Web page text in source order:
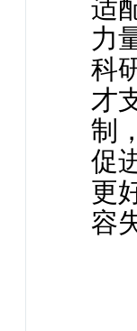
适
力
科
才
制
促
更
容